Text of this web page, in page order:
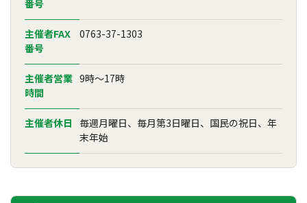
番号
主催者FAX
番号
0763-37-1303
主催者営業
時間
9時～17時
主催者休日
毎週月曜日、毎月第3日曜日、国民の祝日、年
末年始